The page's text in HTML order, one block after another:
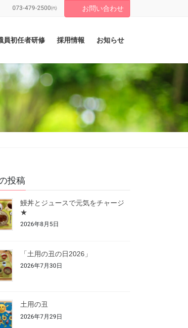
073-479-2500㈹ お問い合わせ
員初任者研修 採用情報 お知らせ
投稿
鰻丼とジュースで元気をチャージ
★
2026年8月5日
「土用の丑の日2026」
2026年7月30日
土用の丑
2026年7月29日